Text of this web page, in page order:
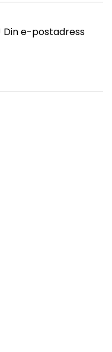
Din e-postadress